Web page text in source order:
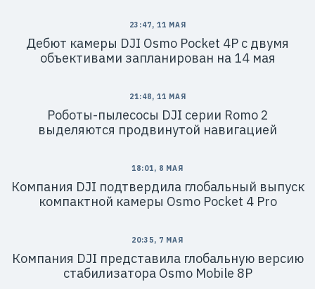
23:47, 11 МАЯ
Дебют камеры DJI Osmo Pocket 4P с двумя
объективами запланирован на 14 мая
21:48, 11 МАЯ
Роботы-пылесосы DJI серии Romo 2
выделяются продвинутой навигацией
18:01, 8 МАЯ
Компания DJI подтвердила глобальный выпуск
компактной камеры Osmo Pocket 4 Pro
20:35, 7 МАЯ
Компания DJI представила глобальную версию
стабилизатора Osmo Mobile 8P